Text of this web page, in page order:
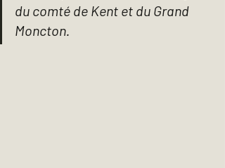
du comté de Kent et du Grand
Moncton.